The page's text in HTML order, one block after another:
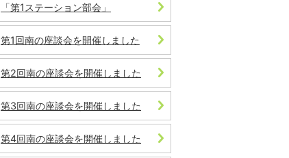
「第1ステーション部会」
第1回南の座談会を開催しました
第2回南の座談会を開催しました
第3回南の座談会を開催しました
第4回南の座談会を開催しました